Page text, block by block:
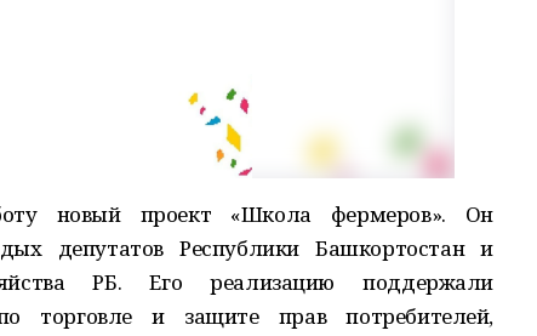
новый проект «Школа фермеров». Он
депутатов Республики Башкортостан и
РБ. Его реализацию поддержали
торговле и защите прав потребителей,